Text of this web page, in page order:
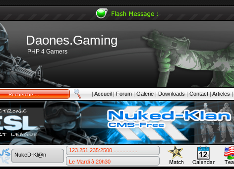
Daones.Gaming
PHP 4 Gamers
| Accueil | Forum | Galerie | Downloads | Contact | Articles |
NukeD-Kl@n
123.251.235:2500 ................
Le Mardi à 20h30